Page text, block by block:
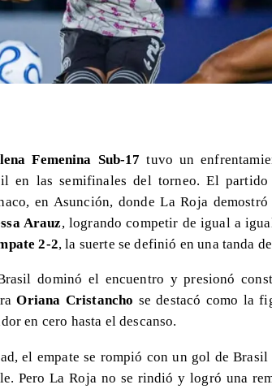
Femenina Sub-17 tuvo un
en las semifinales del torneo. El
en Asunción, donde La Roja
Arauz, logrando competir de igual a
2-2, la suerte se definió en una tanda
dominó el encuentro y presionó
Oriana Cristancho se destacó como la
en cero hasta el descanso.
el empate se rompió con un gol de
Pero La Roja no se rindió y logró una